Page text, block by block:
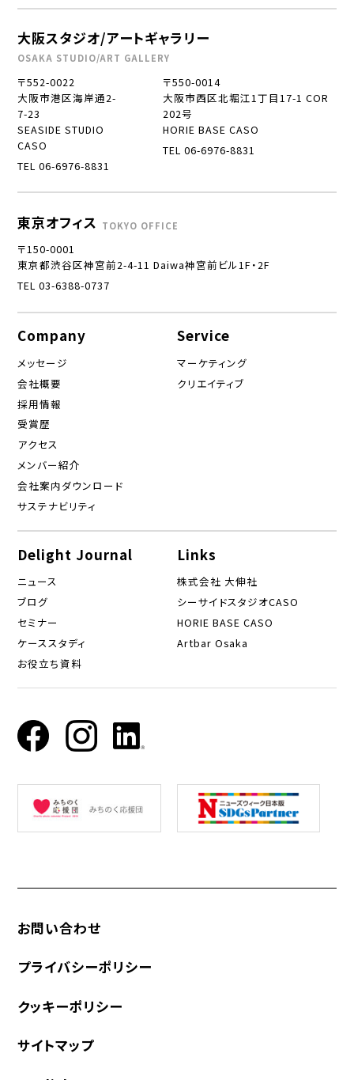
大阪スタジオ/アートギャラリー
OSAKA STUDIO/ART GALLERY
〒552-0022
大阪市港区海岸通2-
7-23
SEASIDE STUDIO
CASO
TEL 06-6976-8831
〒550-0014
大阪市西区北堀江1丁目17-1 COR
202号
HORIE BASE CASO
TEL 06-6976-8831
東京オフィス TOKYO OFFICE
〒150-0001
東京都渋谷区神宮前2-4-11 Daiwa神宮前ビル1F・2F
TEL 03-6388-0737
Company
メッセージ
会社概要
採用情報
受賞歴
アクセス
メンバー紹介
会社案内ダウンロード
サステナビリティ
Service
マーケティング
クリエイティブ
Delight Journal
ニュース
ブログ
セミナー
ケーススタディ
お役立ち資料
Links
株式会社 大伸社
シーサイドスタジオCASO
HORIE BASE CASO
Artbar Osaka
お問い合わせ
プライバシーポリシー
クッキーポリシー
サイトマップ